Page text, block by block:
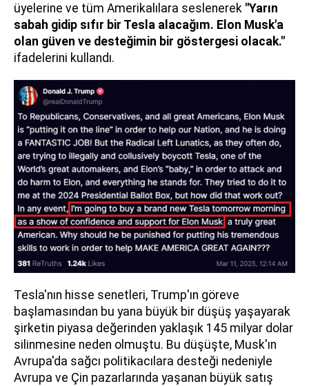
üyelerine ve tüm Amerikalılara seslenerek "Yarın
sabah gidip sıfır bir Tesla alacağım. Elon Musk'a
olan güven ve desteğimin bir göstergesi olacak."
ifadelerini kullandı.
Tesla'nın hisse senetleri, Trump'ın göreve
başlamasından bu yana büyük bir düşüş yaşayarak
şirketin piyasa değerinden yaklaşık 145 milyar dolar
silinmesine neden olmuştu. Bu düşüşte, Musk'ın
Avrupa'da sağcı politikacılara desteği nedeniyle
Avrupa ve Çin pazarlarında yaşanan büyük satış